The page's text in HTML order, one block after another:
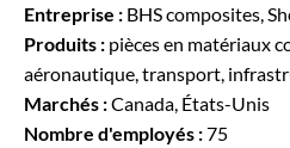
Entreprise : BHS composites,
Produits : pièces en matériaux
aéronautique, transport,
Marchés :Canada, États-Unis
Nombre d'employés :75